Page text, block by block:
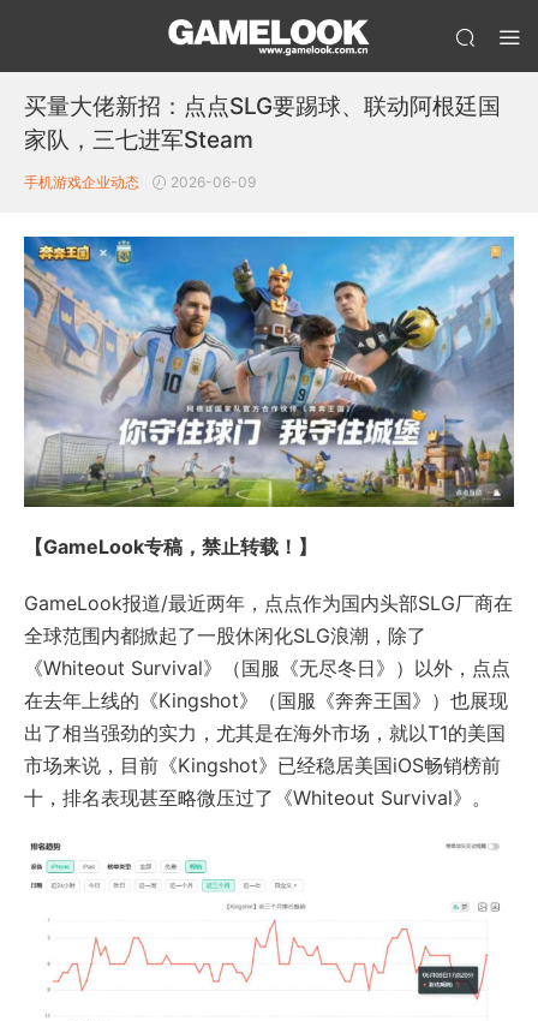
买量大佬新招：点点SLG要踢球、联动阿根廷国
家队，三七进军Steam
手机游戏企业动态 2026-06-09
【GameLook专稿，禁止转载！】
GameLook报道/最近两年，点点作为国内头部SLG厂商在
全球范围内都掀起了一股休闲化SLG浪潮，除了
《Whiteout Survival》（国服《无尽冬日》）以外，点点
在去年上线的《Kingshot》（国服《奔奔王国》）也展现
出了相当强劲的实力，尤其是在海外市场，就以T1的美国
市场来说，目前《Kingshot》已经稳居美国iOS畅销榜前
十，排名表现甚至略微压过了《Whiteout Survival》。